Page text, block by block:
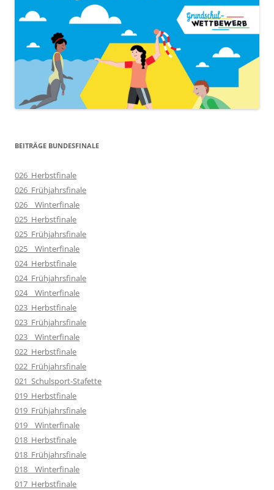
BEITRÄGE BUNDESFINALE
026_Herbstfinale
026_Frühjahrsfinale
026__Winterfinale
025_Herbstfinale
025_Frühjahrsfinale
025__Winterfinale
024_Herbstfinale
024_Frühjahrsfinale
024__Winterfinale
023_Herbstfinale
023_Frühjahrsfinale
023__Winterfinale
022_Herbstfinale
022_Frühjahrsfinale
021_Schulsport-Stafette
019_Herbstfinale
019_Frühjahrsfinale
019__Winterfinale
018_Herbstfinale
018_Frühjahrsfinale
018__Winterfinale
017_Herbstfinale